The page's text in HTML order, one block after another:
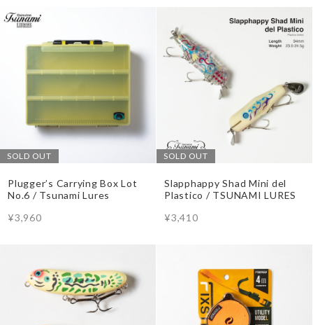
SOLD OUT
Plugger’s Carrying Box Lot
No.6 / Tsunami Lures
¥3,960
SOLD OUT
Slapphappy Shad Mini del
Plastico / TSUNAMI LURES
¥3,410